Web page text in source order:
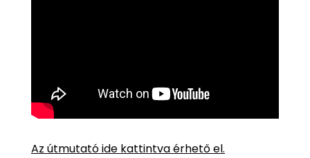
Az útmutató ide kattintva érhető el.